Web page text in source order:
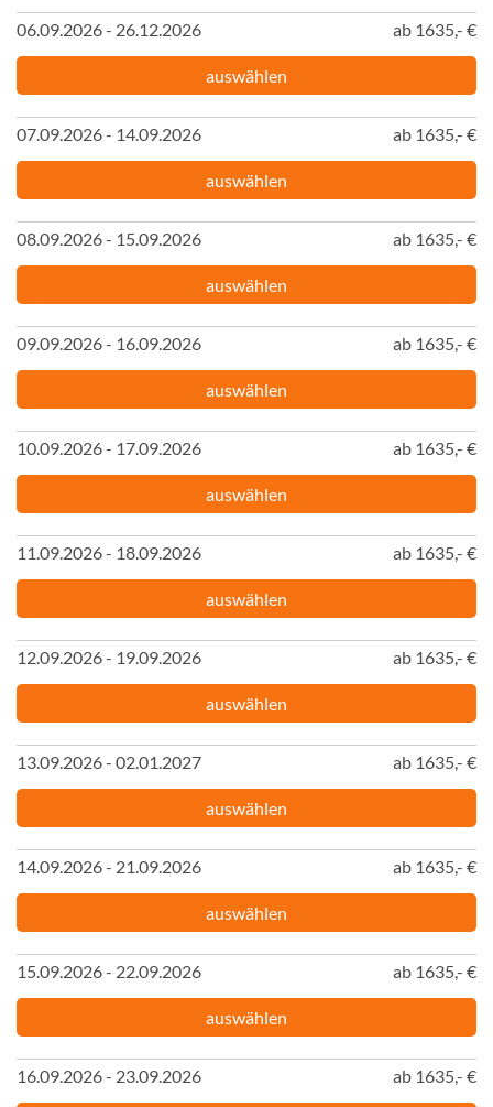
06.09.2026 - 26.12.2026 ab 1635,- €
auswählen
07.09.2026 - 14.09.2026 ab 1635,- €
auswählen
08.09.2026 - 15.09.2026 ab 1635,- €
auswählen
09.09.2026 - 16.09.2026 ab 1635,- €
auswählen
10.09.2026 - 17.09.2026 ab 1635,- €
auswählen
11.09.2026 - 18.09.2026 ab 1635,- €
auswählen
12.09.2026 - 19.09.2026 ab 1635,- €
auswählen
13.09.2026 - 02.01.2027 ab 1635,- €
auswählen
14.09.2026 - 21.09.2026 ab 1635,- €
auswählen
15.09.2026 - 22.09.2026 ab 1635,- €
auswählen
16.09.2026 - 23.09.2026 ab 1635,- €